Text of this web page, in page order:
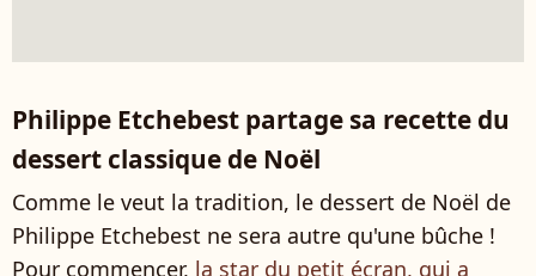
Philippe Etchebest partage sa recette du
dessert classique de Noël
Comme le veut la tradition, le dessert de Noël de
Philippe Etchebest ne sera autre qu'une bûche !
Pour commencer, la star du petit écran, qui a